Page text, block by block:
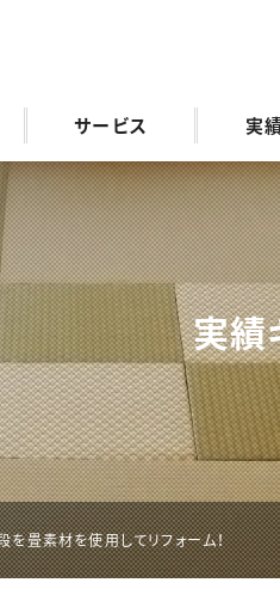
サービス 実
実績
畳素材を使用してリフォーム！